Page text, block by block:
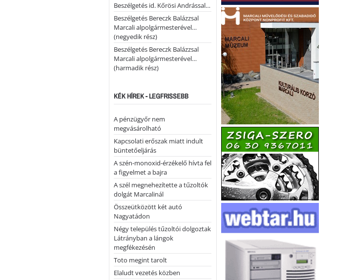
Beszélgetés id. Kőrösi Andrással…
Beszélgetés Bereczk Balázzsal
Marcali alpolgármesterével…
(negyedik rész)
Beszélgetés Bereczk Balázzsal
Marcali alpolgármesterével…
(harmadik rész)
KÉK HÍREK - LEGFRISSEBB
A pénzügyőr nem
megvásárolható
Kapcsolati erőszak miatt indult
büntetőeljárás
A szén-monoxid-érzékelő hívta fel
a figyelmet a bajra
A szél megnehezítette a tűzoltók
dolgát Marcalinál
Összeütközött két autó
Nagyatádon
Négy település tűzoltói dolgoztak
Látrányban a lángok
megfékezésén
Toto megint tarolt
Elaludt vezetés közben